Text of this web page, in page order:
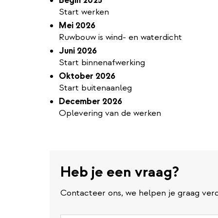
Start werken
Mei 2026
Ruwbouw is wind- en waterdicht
Juni 2026
Start binnenafwerking
Oktober 2026
Start buitenaanleg
December 2026
Oplevering van de werken
Heb je een vraag?
Contacteer ons, we helpen je graag